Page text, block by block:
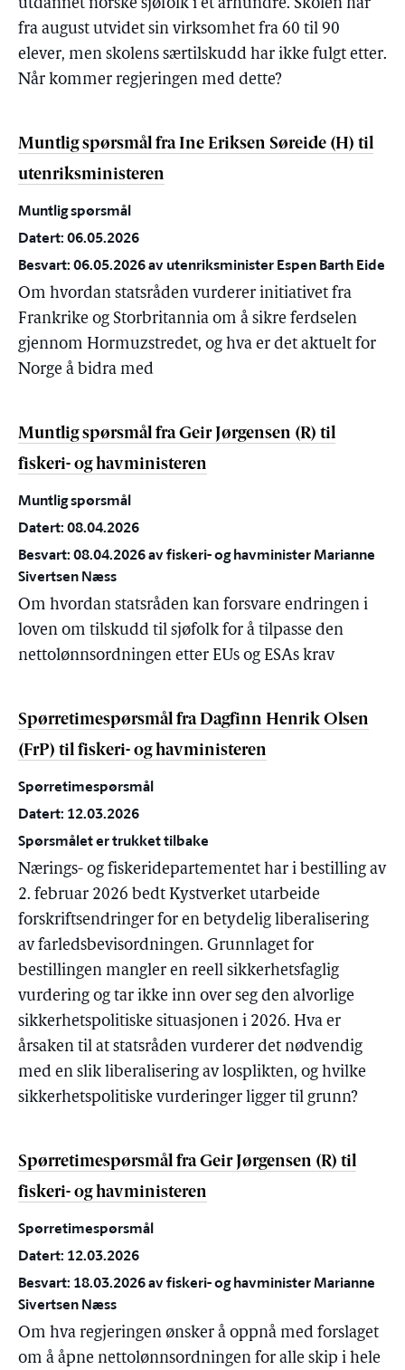
utdannet norske sjøfolk i et århundre. Skolen har
fra august utvidet sin virksomhet fra 60 til 90
elever, men skolens særtilskudd har ikke fulgt etter.
Når kommer regjeringen med dette?
Muntlig spørsmål fra Ine Eriksen Søreide (H) til
utenriksministeren
Muntlig spørsmål
Datert: 06.05.2026
Besvart: 06.05.2026 av utenriksminister Espen Barth Eide
Om hvordan statsråden vurderer initiativet fra
Frankrike og Storbritannia om å sikre ferdselen
gjennom Hormuzstredet, og hva er det aktuelt for
Norge å bidra med
Muntlig spørsmål fra Geir Jørgensen (R) til
fiskeri- og havministeren
Muntlig spørsmål
Datert: 08.04.2026
Besvart: 08.04.2026 av fiskeri- og havminister Marianne
Sivertsen Næss
Om hvordan statsråden kan forsvare endringen i
loven om tilskudd til sjøfolk for å tilpasse den
nettolønnsordningen etter EUs og ESAs krav
Spørretimespørsmål fra Dagfinn Henrik Olsen
(FrP) til fiskeri- og havministeren
Spørretimespørsmål
Datert: 12.03.2026
Spørsmålet er trukket tilbake
Nærings- og fiskeridepartementet har i bestilling av
2. februar 2026 bedt Kystverket utarbeide
forskriftsendringer for en betydelig liberalisering
av farledsbevisordningen. Grunnlaget for
bestillingen mangler en reell sikkerhetsfaglig
vurdering og tar ikke inn over seg den alvorlige
sikkerhetspolitiske situasjonen i 2026. Hva er
årsaken til at statsråden vurderer det nødvendig
med en slik liberalisering av losplikten, og hvilke
sikkerhetspolitiske vurderinger ligger til grunn?
Spørretimespørsmål fra Geir Jørgensen (R) til
fiskeri- og havministeren
Spørretimespørsmål
Datert: 12.03.2026
Besvart: 18.03.2026 av fiskeri- og havminister Marianne
Sivertsen Næss
Om hva regjeringen ønsker å oppnå med forslaget
om å åpne nettolønnsordningen for alle skip i hele